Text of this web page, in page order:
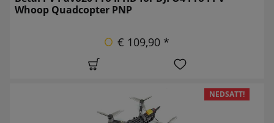
Whoop Quadcopter PNP
€ 109,90 *
NEDSATT!